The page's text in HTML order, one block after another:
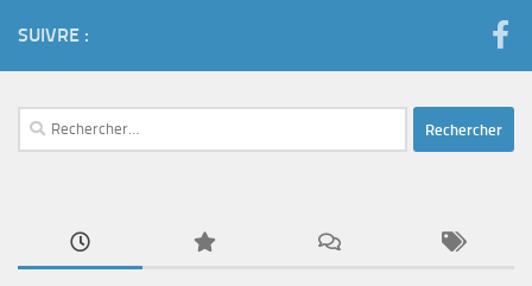
SUIVRE :
Rechercher :